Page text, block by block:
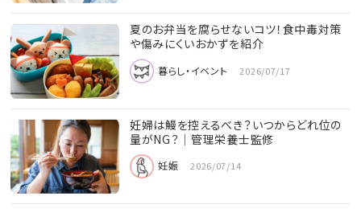
夏のお弁当を腐らせないコツ！食中毒対策
や傷みにくいおかずを紹介
暮らし・イベント 2026/07/17
妊婦は鰻を控えるべき？いつからどれ位の
量がNG？│管理栄養士監修
妊娠 2026/07/14